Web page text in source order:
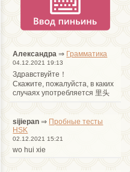
Александра ⇒ Грамматика
04.12.2021 19:13
Здравствуйте！
Cкажите, пожалуйста, в каких
случаях употребляется 里头
sijiepan ⇒ Пробные тесты
HSK
02.12.2021 15:21
wo hui xie